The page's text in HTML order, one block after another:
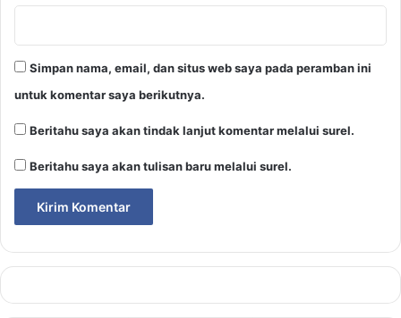
Simpan nama, email, dan situs web saya pada peramban ini
untuk komentar saya berikutnya.
Beritahu saya akan tindak lanjut komentar melalui surel.
Beritahu saya akan tulisan baru melalui surel.